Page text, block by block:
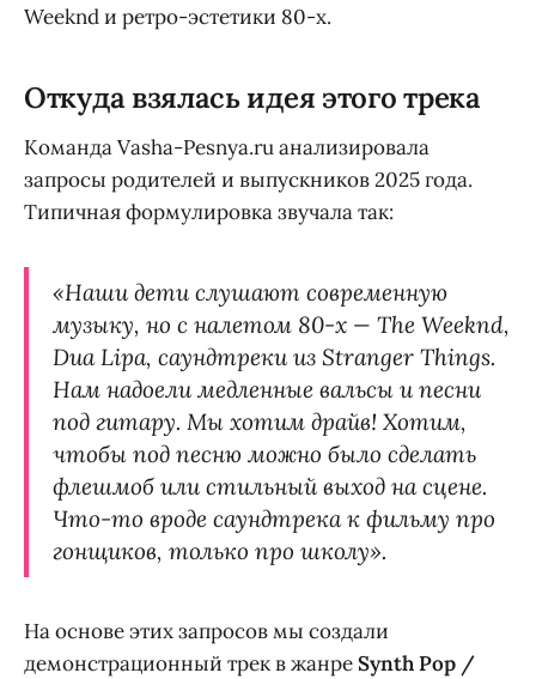
Weeknd и ретро-эстетики 80-х.
Откуда взялась идея этого трека
Команда Vasha-Pesnya.ru анализировала
запросы родителей и выпускников 2025 года.
Типичная формулировка звучала так:
«Наши дети слушают современную
музыку, но с налетом 80-х — The Weeknd,
Dua Lipa, саундтреки из Stranger Things.
Нам надоели медленные вальсы и песни
под гитару. Мы хотим драйв! Хотим,
чтобы под песню можно было сделать
флешмоб или стильный выход на сцене.
Что-то вроде саундтрека к фильму про
гонщиков, только про школу».
На основе этих запросов мы создали
демонстрационный трек в жанреSynth Pop /